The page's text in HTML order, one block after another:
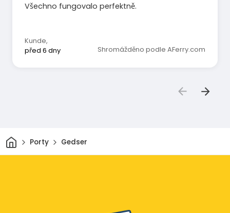
Všechno fungovalo perfektně.
Kunde,
před 6 dny
Shromážděno podle AFerry.com
Domov
Porty Gedser